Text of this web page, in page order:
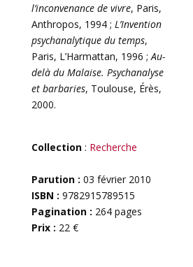
l’inconvenance de vivre, Paris,
Anthropos, 1994 ; L’Invention
psychanalytique du temps,
Paris, L’Harmattan, 1996 ;Au-
delà du Malaise. Psychanalyse
et barbaries, Toulouse, Érès,
2000.
Collection: Recherche
Parution : 03 février 2010
ISBN : 9782915789515
Pagination : 264 pages
Prix : 22 €